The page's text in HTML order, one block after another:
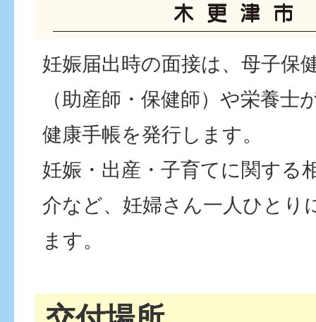
妊娠届出時の面接は、母子保
（助産師・保健師）や栄養士
健康手帳を発行します。
妊娠・出産・子育てに関する
介など、妊婦さん一人ひとり
ます。